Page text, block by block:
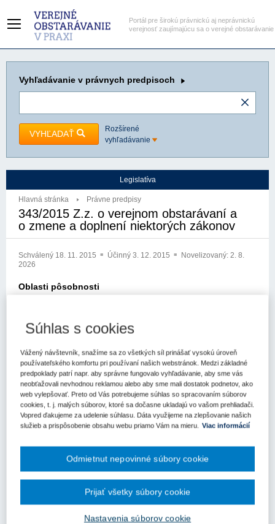
Portál pre širokú právnickú aj neprávnickú
verejnosť zaujímajúcu sa o verejné obstarávanie
Vyhľadávanie v právnych predpisoch
VYHĽADAŤ
Rozšírené
vyhľadávanie
Legislatíva
Hlavná stránka Právne predpisy
343/2015 Z.z. o verejnom obstarávaní a
o zmene a doplnení niektorých zákonov
Schválený 18. 11. 2015 Účinný 3. 12. 2015 Novelizovaný: 2. 8.
2026
Oblasti pôsobnosti
zákaziek;Obchodná verejná súťaž;Pokuty. Blokové
Administratívny dozor;Elektronický podpis;
Viac
Znenie
Vzťahy
Obsah predpisu sa zobrazuje len prihlásených
užívateľom.
Odomknite si prístup k odbornému obsahu na
portáli.
používatelia portálu. Pokiaľ ste už zaregistrovaný,
stačí sa prihlásiť.
Súhlas s cookies
Vážený návštevník, snažíme sa zo všetkých síl prinášať vysokú úroveň
používateľského komfortu pri používaní našich webstránok. Medzi základné
predpoklady patrí napr. aby správne fungovalo vyhľadávanie, aby sme vás
neobťažovali nevhodnou reklamou alebo aby sme mali dostatok podnetov, ako
web vylepšovať. Preto od Vás potrebujeme súhlas so spracovaním súborov
cookies, t. j. malých súborov, ktoré sa dočasne ukladajú vo vašom prehliadači.
Vopred ďakujeme za udelenie súhlasu. Dáta využijeme na zlepšovanie našich
služieb a prispôsobenie obsahu webu priamo Vám na mieru.
Viac informácií
Nastavenia súborov cookie
Odmietnut nepovinné súbory cookie
Prijať všetky súbory cookie